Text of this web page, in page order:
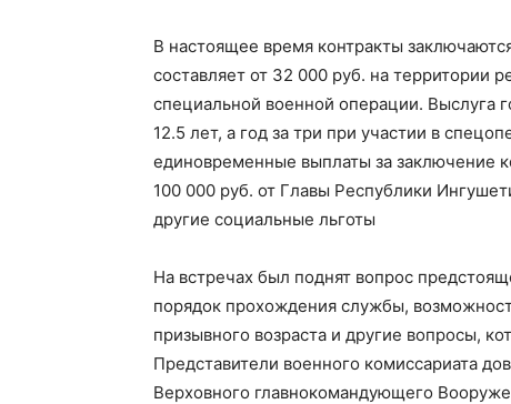
В настоящее время контракты
составляет от 32 000 руб. на территории
специальной военной операции. Выслуга
12.5 лет, а год за три при участии в
единовременные выплаты за заключение
100 000 руб. от Главы Республики
другие социальные льготы
На встречах был поднят вопрос
порядок прохождения службы,
призывного возраста и другие вопросы,
Представители военного комиссариата
Верховного главнокомандующего